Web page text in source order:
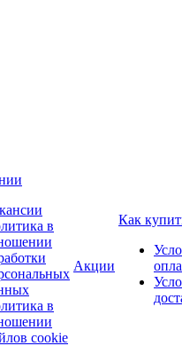
в
в
cookie
Акции
Как